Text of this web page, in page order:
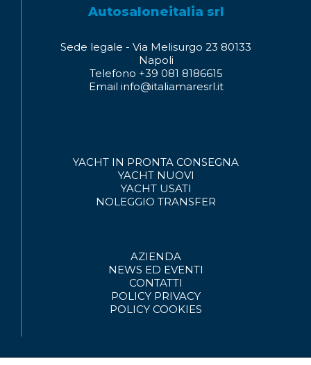
Autosaloneitalia srl
Sede legale - Via Melisurgo 23 80133
Napoli
Telefono +39 081 8186615
Email info@italiamaresrl.it
YACHT IN PRONTA CONSEGNA
YACHT NUOVI
YACHT USATI
NOLEGGIO TRANSFER
AZIENDA
NEWS ED EVENTI
CONTATTI
POLICY PRIVACY
POLICY COOKIES